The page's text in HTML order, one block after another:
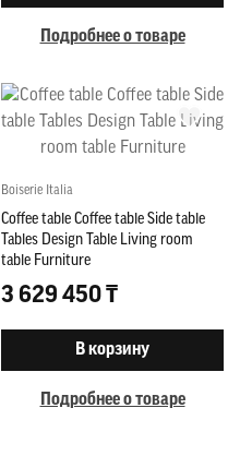
Подробнее о товаре
Boiserie Italia
Coffee table Coffee table Side table
Tables Design Table Living room
table Furniture
3 629 450 ₸
В корзину
Подробнее о товаре